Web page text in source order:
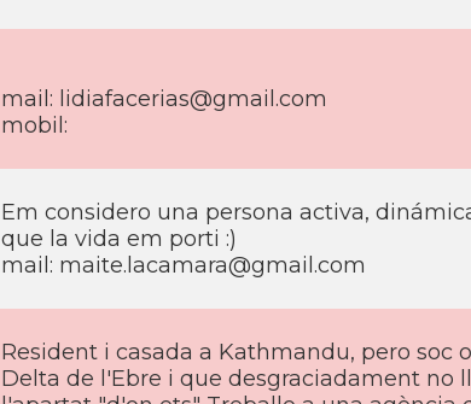
mail: lidiafacerias@gmail.com
mobil:
Em considero una persona activa,
que la vida em porti :)
mail: maite.lacamara@gmail.com
Resident i casada a Kathmandu, pero soc
Delta de l'Ebre i que desgraciadament no